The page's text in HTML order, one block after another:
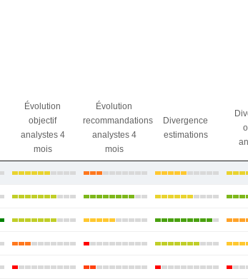
Évolution
objectif
analystes 4
mois
Évolution
recommandations
analystes 4
mois
Divergence
estimations